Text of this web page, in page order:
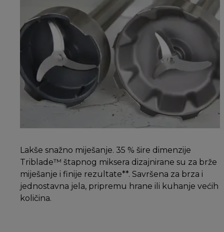
Lakše snažno miješanje. 35 % šire dimenzije
Triblade™ štapnog miksera dizajnirane su za brže
miješanje i finije rezultate**. Savršena za brza i
jednostavna jela, pripremu hrane ili kuhanje većih
količina.